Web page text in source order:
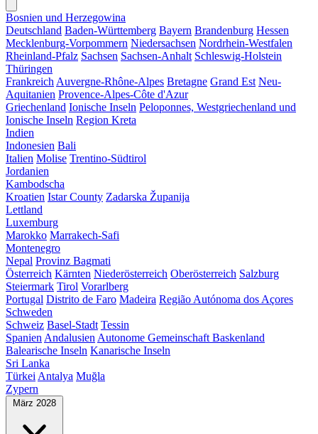
Bosnien und Herzegowina
Deutschland Baden-Württemberg Bayern Brandenburg Hessen
Mecklenburg-Vorpommern Niedersachsen Nordrhein-Westfalen
Rheinland-Pfalz Sachsen Sachsen-Anhalt Schleswig-Holstein
Thüringen
Frankreich Auvergne-Rhône-Alpes Bretagne Grand Est Neu-
Aquitanien Provence-Alpes-Côte d'Azur
Griechenland Ionische Inseln Peloponnes, Westgriechenland und
Ionische Inseln Region Kreta
Indien
Indonesien Bali
Italien Molise Trentino-Südtirol
Jordanien
Kambodscha
Kroatien Istar County Zadarska Županija
Lettland
Luxemburg
Marokko Marrakech-Safi
Montenegro
Nepal Provinz Bagmati
Österreich Kärnten Niederösterreich Oberösterreich Salzburg
Steiermark Tirol Vorarlberg
Portugal Distrito de Faro Madeira Região Autónoma dos Açores
Schweden
Schweiz Basel-Stadt Tessin
Spanien Andalusien Autonome Gemeinschaft Baskenland
Balearische Inseln Kanarische Inseln
Sri Lanka
Türkei Antalya Muğla
Zypern
März 2028